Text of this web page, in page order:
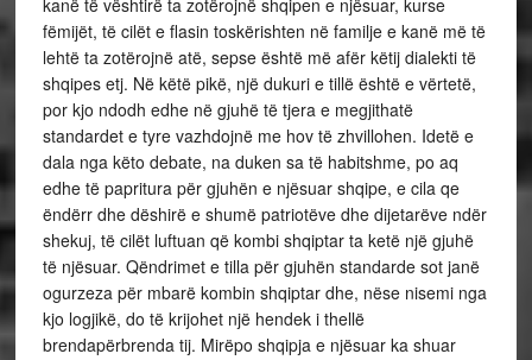
fëmijët, të cilët e flasin toskërishten në familje e kanë më të
lehtë ta zotërojnë atë, sepse është më afër këtij dialekti të
shqipes etj. Në këtë pikë, një dukuri e tillë është e vërtetë,
por kjo ndodh edhe në gjuhë të tjera e megjithatë
standardet e tyre vazhdojnë me hov të zhvillohen. Idetë e
dala nga këto debate, na duken sa të habitshme, po aq
edhe të papritura për gjuhën e njësuar shqipe, e cila qe
ëndërr dhe dëshirë e shumë patriotëve dhe dijetarëve ndër
shekuj, të cilët luftuan që kombi shqiptar ta ketë një gjuhë
të njësuar. Qëndrimet e tilla për gjuhën standarde sot janë
ogurzeza për mbarë kombin shqiptar dhe, nëse nisemi nga
kjo logjikë, do të krijohet një hendek i thellë
brendapërbrenda tij. Mirëpo shqipja e njësuar ka shuar